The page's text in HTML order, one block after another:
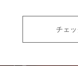
チェ